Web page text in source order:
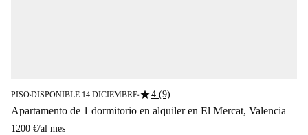
PISO■DISPONIBLE 14 DICIEMBRE■star4 (9)
Apartamento de 1 dormitorio en alquiler en El Mercat, Valencia
1200 €/al mes